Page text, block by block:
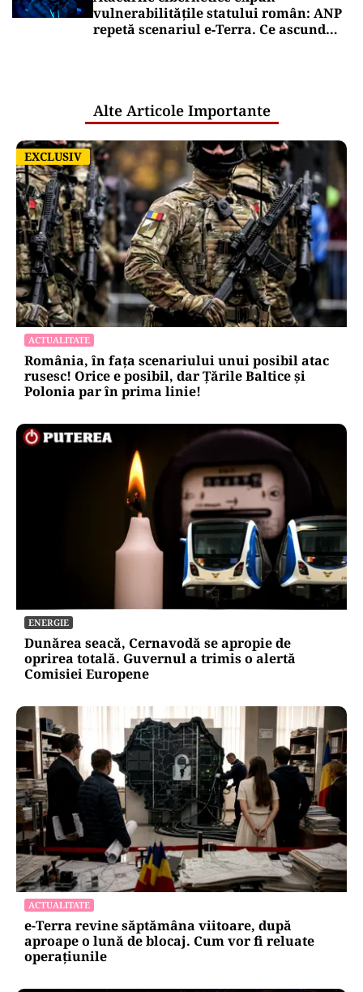
vulnerabilitățile statului român: ANP
repetă scenariul e‑Terra. Ce ascund
Alte Articole Importante
EXCLUSIV
EXCLUSIV
ACTUALITATE
România, în fața scenariului unui posibil atac
rusesc! Orice e posibil, dar Țările Baltice și
Polonia par în prima linie!
ENERGIE
Dunărea seacă, Cernavodă se apropie de
oprirea totală. Guvernul a trimis o alertă
Comisiei Europene
ACTUALITATE
e-Terra revine săptămâna viitoare, după
aproape o lună de blocaj. Cum vor fi reluate
operațiunile